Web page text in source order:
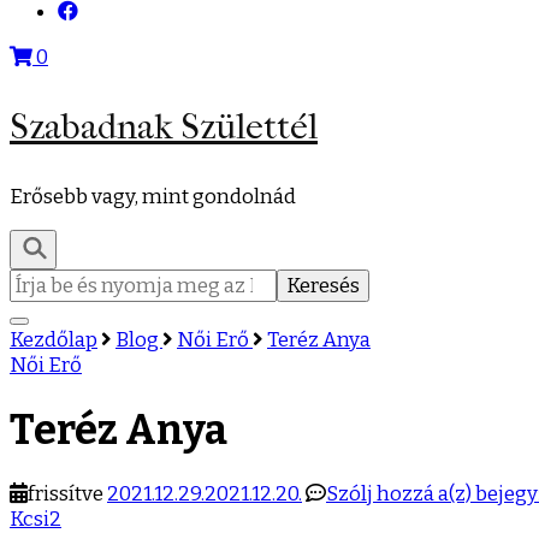
0
Szabadnak Születtél
Erősebb vagy, mint gondolnád
Keresés:
Kezdőlap Blog Női Erő
Teréz Anya
Női Erő
Teréz Anya
frissítve 2021.12.29.2021.12.20. Szólj hozzá a(z)Teréz
Kcsi2